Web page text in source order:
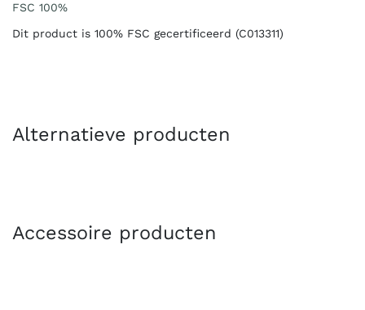
FSC 100%
Dit product is 100% FSC gecertificeerd (C013311)
Alternatieve producten
Accessoire producten